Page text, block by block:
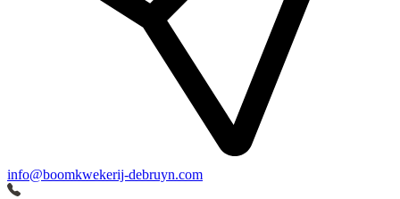
info@boomkwekerij-debruyn.com